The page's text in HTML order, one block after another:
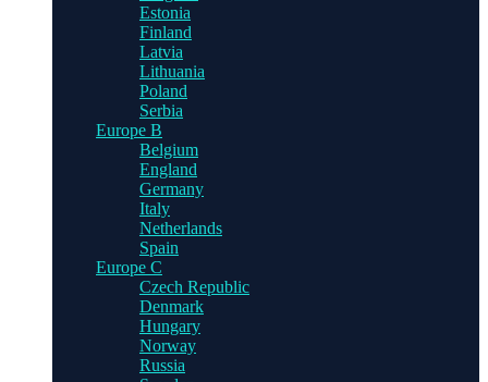
Estonia
Finland
Latvia
Lithuania
Poland
Serbia
Europe B
Belgium
England
Germany
Italy
Netherlands
Spain
Europe C
Czech Republic
Denmark
Hungary
Norway
Russia